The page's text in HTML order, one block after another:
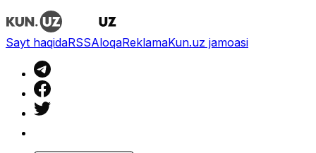
Sayt haqidaRSSAloqaReklamaKun.uz jamoasi